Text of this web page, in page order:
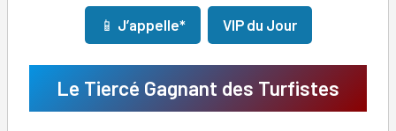
📱 J’appelle* VIP du Jour
Le Tiercé Gagnant des Turfistes